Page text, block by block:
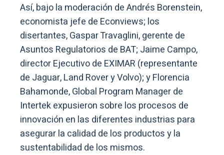
Así, bajo la moderación de Andrés Borenstein,
economista jefe de Econviews; los
disertantes, Gaspar Travaglini, gerente de
Asuntos Regulatorios de BAT; Jaime Campo,
director Ejecutivo de EXIMAR (representante
de Jaguar, Land Rover y Volvo); y Florencia
Bahamonde, Global Program Manager de
Intertek expusieron sobre los procesos de
innovación en las diferentes industrias para
asegurar la calidad de los productos y la
sustentabilidad de los mismos.